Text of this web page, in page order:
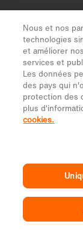
Nous et nos
technologies
et améliorer
services et
Les données
des pays qui
protection des
plus
cookies.